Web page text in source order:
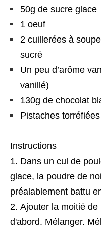
50g de sucre glace
1 oeuf
2 cuillerées à
sucré
Un peu d’arôme
vanillé)
130g de chocolat
Pistaches torréfiées
Instructions
Dans un cul de
glace, la poudre de
préalablement battu
Ajouter la moitié
d'abord. Mélanger.